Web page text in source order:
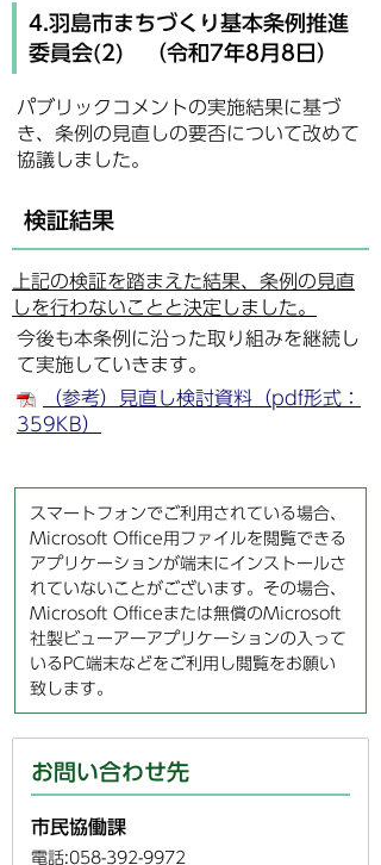
4.羽島市まちづくり基本条例推進
委員会(2) （令和7年8月8日）
パブリックコメントの実施結果に基づ
き、条例の見直しの要否について改めて
協議しました。
検証結果
上記の検証を踏まえた結果、条例の見直
しを行わないことと決定しました。
今後も本条例に沿った取り組みを継続し
て実施していきます。
（参考）見直し検討資料（pdf形式：
359KB）
スマートフォンでご利用されている場合、
Microsoft Office用ファイルを閲覧できる
アプリケーションが端末にインストールさ
れていないことがございます。その場合、
Microsoft Officeまたは無償のMicrosoft
社製ビューアーアプリケーションの入って
いるPC端末などをご利用し閲覧をお願い
致します。
お問い合わせ先
市民協働課
電話:058-392-9972